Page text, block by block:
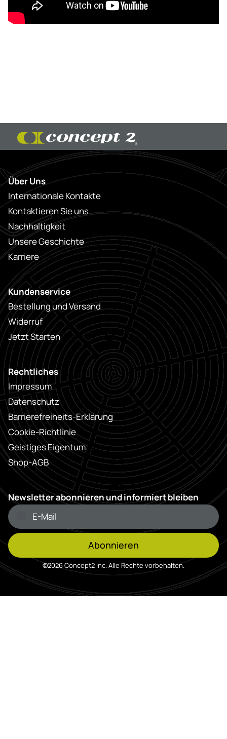
Über Uns
Internationale Kontakte
Kontaktieren Sie uns
Nachhaltigkeit
Unsere Geschichte
Karriere
Kundenservice
Bestellung und Versand
Widerruf
Jetzt Starten
Rechtliches
Impressum
Datenschutz
Barrierefreiheits-Erklärung
Cookie-Richtlinie
Geistiges Eigentum
Shop-AGB
Newsletter abonnieren und informiert bleiben
Abonnieren
©2026 Concept2 Inc. Alle Rechte vorbehalten.